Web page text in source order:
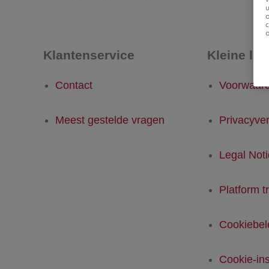
Klantenservice
Contact
Meest gestelde vragen
Kleine
Legal
Platform
Cookie-